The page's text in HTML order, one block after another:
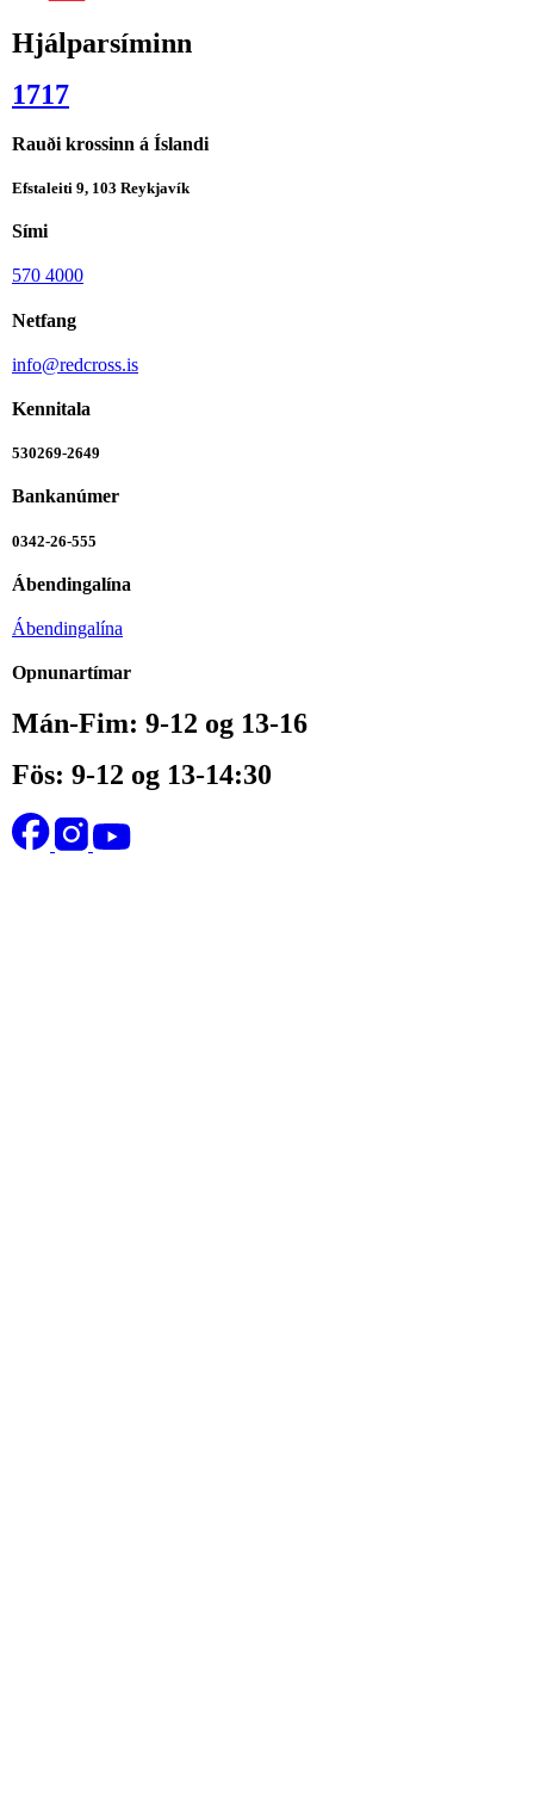
Hjálparsíminn
1717
Rauði krossinn á Íslandi
Efstaleiti 9, 103 Reykjavík
Sími
570 4000
Netfang
info@redcross.is
Kennitala
530269-2649
Bankanúmer
0342-26-555
Ábendingalína
Ábendingalína
Opnunartímar
Mán-Fim: 9-12 og 13-16
Fös: 9-12 og 13-14:30